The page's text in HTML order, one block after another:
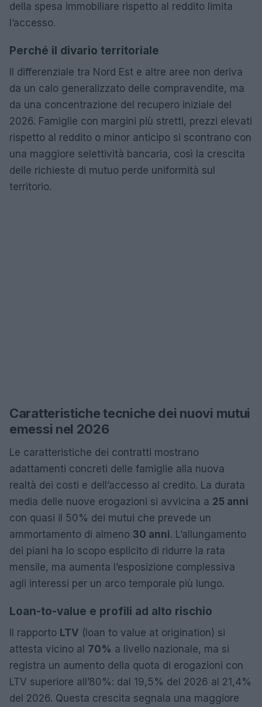
della spesa immobiliare rispetto al reddito limita
l’accesso.
Perché il divario territoriale
Il differenziale tra Nord Est e altre aree non deriva
da un calo generalizzato delle compravendite, ma
da una concentrazione del recupero iniziale del
2026. Famiglie con margini più stretti, prezzi elevati
rispetto al reddito o minor anticipo si scontrano con
una maggiore selettività bancaria, così la crescita
delle richieste di mutuo perde uniformità sul
territorio.
Caratteristiche tecniche dei nuovi mutui
emessi nel 2026
Le caratteristiche dei contratti mostrano
adattamenti concreti delle famiglie alla nuova
realtà dei costi e dell’accesso al credito. La durata
media delle nuove erogazioni si avvicina a 25 anni
con quasi il 50% dei mutui che prevede un
ammortamento di almeno 30 anni. L’allungamento
dei piani ha lo scopo esplicito di ridurre la rata
mensile, ma aumenta l’esposizione complessiva
agli interessi per un arco temporale più lungo.
Loan-to-value e profili ad alto rischio
Il rapporto LTV (loan to value at origination) si
attesta vicino al 70% a livello nazionale, ma si
registra un aumento della quota di erogazioni con
LTV superiore all’80%: dal 19,5% del 2026 al 21,4%
del 2026. Questa crescita segnala una maggiore